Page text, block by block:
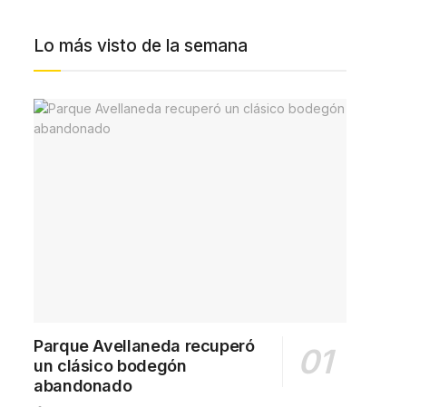
Lo más visto de la semana
Parque Avellaneda recuperó
un clásico bodegón
abandonado